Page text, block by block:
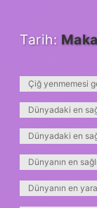
Tarih:
Çiğ yenmemesi
Dünyadaki en
Dünyadaki en
Dünyanın en
Dünyanın en